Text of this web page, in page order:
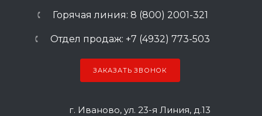
Горячая линия: 8 (800) 2001-321
Отдел продаж: +7 (4932) 773-503
ЗАКАЗАТЬ ЗВОНОК
г. Иваново, ул. 23-я Линия, д.13